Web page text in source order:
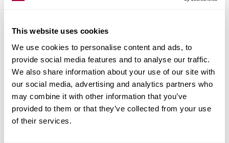
This website uses cookies
We use cookies to personalise content and ads, to
provide social media features and to analyse our traffic.
We also share information about your use of our site with
our social media, advertising and analytics partners who
may combine it with other information that you’ve
provided to them or that they’ve collected from your use
of their services.
in scuro e l'alburno è presente ed ammesso. La micro-
bisellatura sui quattro lati assicura alla plancia un
effetto classico. Ogni tavola è spazzolata delicatamente
per far risaltare il carattere naturale del legno.
Collezione